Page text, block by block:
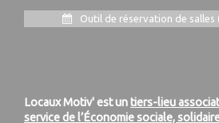
Outil de réservation de salles
Locaux Motiv' est untiers-lieu
service de l’Économie sociale,